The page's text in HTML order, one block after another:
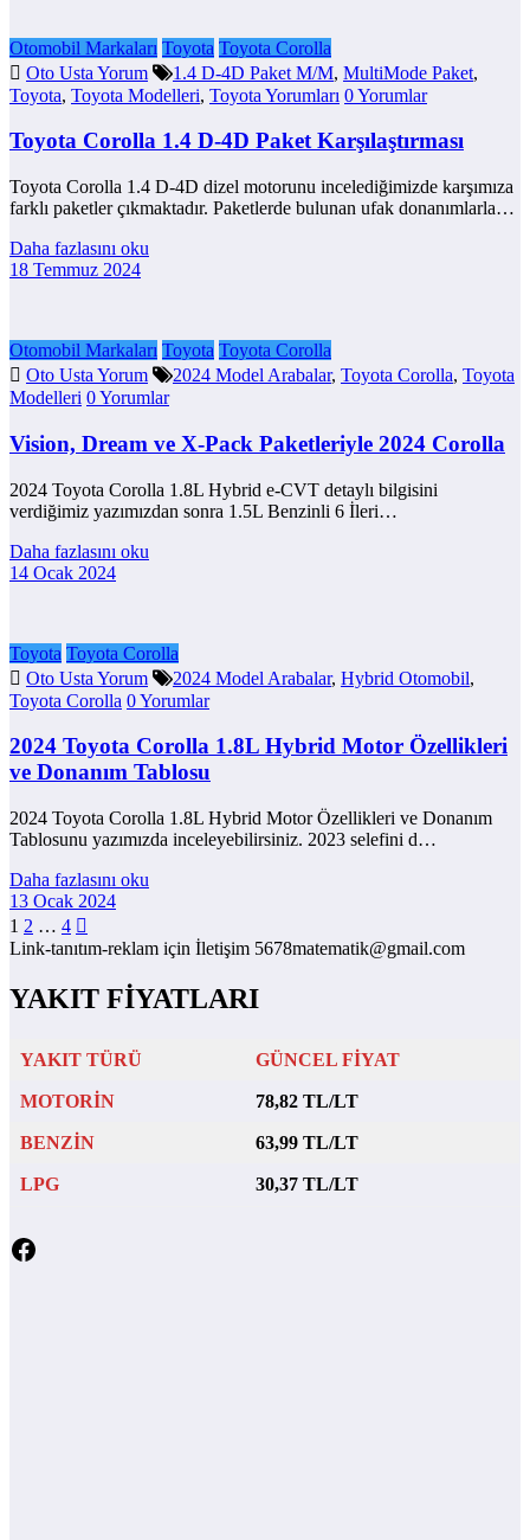
Otomobil Markaları Toyota Toyota Corolla
Oto Usta Yorum
1.4 D-4D Paket M/M, MultiMode Paket,
Toyota, Toyota Modelleri, Toyota Yorumları 0 Yorumlar
Toyota Corolla 1.4 D-4D Paket Karşılaştırması
Toyota Corolla 1.4 D-4D dizel motorunu incelediğimizde karşımıza
farklı paketler çıkmaktadır. Paketlerde bulunan ufak donanımlarla…
Daha fazlasını oku
18 Temmuz 2024
Otomobil Markaları Toyota Toyota Corolla
Oto Usta Yorum
2024 Model Arabalar, Toyota Corolla, Toyota
Modelleri 0 Yorumlar
Vision, Dream ve X-Pack Paketleriyle 2024 Corolla
2024 Toyota Corolla 1.8L Hybrid e-CVT detaylı bilgisini
verdiğimiz yazımızdan sonra 1.5L Benzinli 6 İleri…
Daha fazlasını oku
14 Ocak 2024
Toyota Toyota Corolla
Oto Usta Yorum
2024 Model Arabalar, Hybrid Otomobil,
Toyota Corolla 0 Yorumlar
2024 Toyota Corolla 1.8L Hybrid Motor Özellikleri
ve Donanım Tablosu
2024 Toyota Corolla 1.8L Hybrid Motor Özellikleri ve Donanım
Tablosunu yazımızda inceleyebilirsiniz. 2023 selefini d…
Daha fazlasını oku
13 Ocak 2024
Yazı
sayfalaması
1 2 … 4
Link-tanıtım-reklam için İletişim 5678matematik@gmail.com
YAKIT FİYATLARI
YAKIT TÜRÜ GÜNCEL FİYAT
MOTORİN 78,82 TL/LT
BENZİN 63,99 TL/LT
LPG 30,37 TL/LT
Facebook